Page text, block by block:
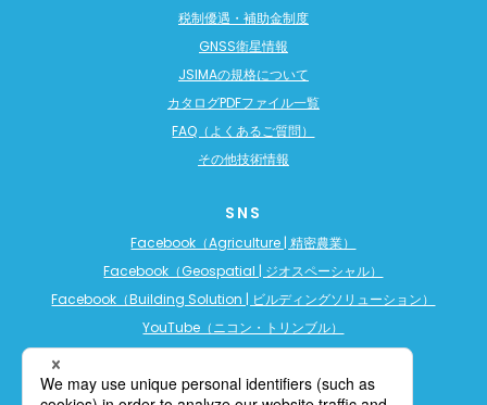
税制優遇・補助金制度
GNSS衛星情報
JSIMAの規格について
カタログPDFファイル一覧
FAQ（よくあるご質問）
その他技術情報
SNS
Facebook（Agriculture | 精密農業）
Facebook（Geospatial | ジオスペーシャル）
Facebook（Building Solution | ビルディングソリューション）
YouTube（ニコン・トリンブル）
YouTube（ビルディングソリューション）